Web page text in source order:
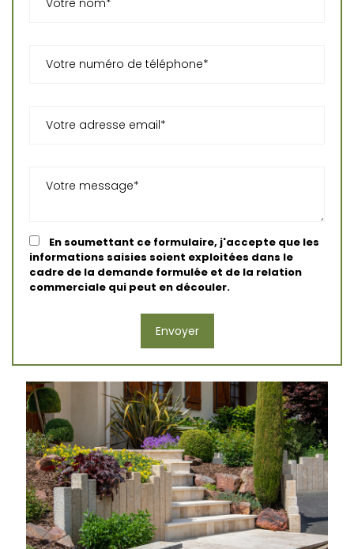
En soumettant ce formulaire, j'accepte que les
informations saisies soient exploitées dans le
cadre de la demande formulée et de la relation
commerciale qui peut en découler.